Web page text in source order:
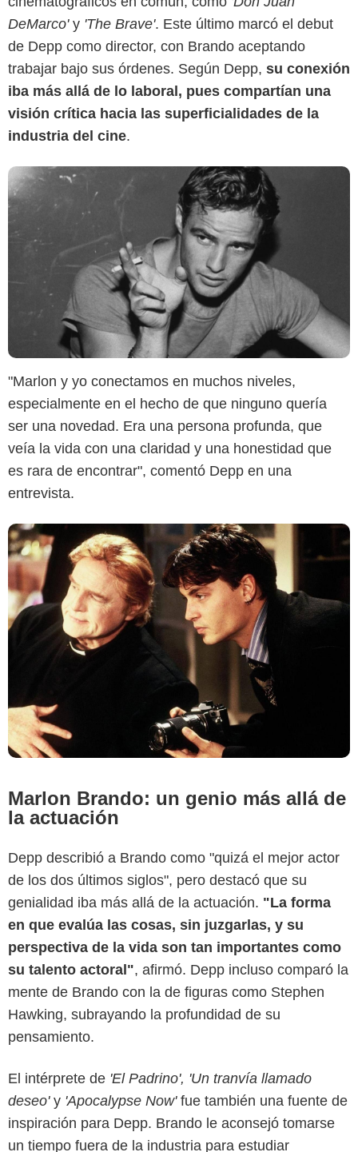
DeMarco'y 'The Brave'. Este último marcó el debut
de Depp como director, con Brando aceptando
trabajar bajo sus órdenes. Según Depp, su conexión
iba más allá de lo laboral, pues compartían una
visión crítica hacia las superficialidades de la
industria del cine.
"Marlon y yo conectamos en muchos niveles,
especialmente en el hecho de que ninguno quería
ser una novedad. Era una persona profunda, que
veía la vida con una claridad y una honestidad que
es rara de encontrar", comentó Depp en una
entrevista.
Google
Marlon Brando: un genio más allá de
la actuación
Depp describió a Brando como "quizá el mejor actor
de los dos últimos siglos", pero destacó que su
genialidad iba más allá de la actuación. "La forma
en que evalúa las cosas, sin juzgarlas, y su
perspectiva de la vida son tan importantes como
su talento actoral", afirmó. Depp incluso comparó la
mente de Brando con la de figuras como Stephen
Hawking, subrayando la profundidad de su
pensamiento.
El intérprete de 'El Padrino', 'Un tranvía llamado
deseo'y 'Apocalypse Now'fue también una fuente de
inspiración para Depp. Brando le aconsejó tomarse
un tiempo fuera de la industria para estudiar
Google